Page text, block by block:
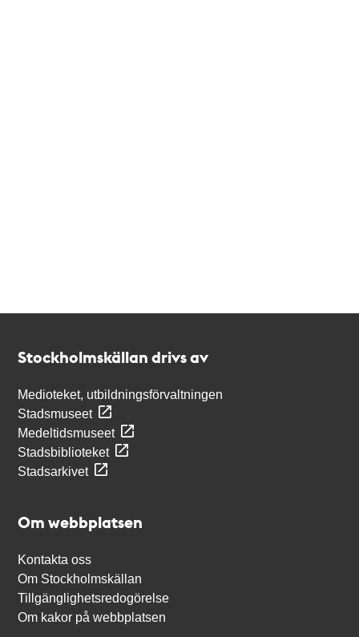
Stockholmskällan drivs av
Medioteket, utbildningsförvaltningen
Stadsmuseet
Medeltidsmuseet
Stadsbiblioteket
Stadsarkivet
Om webbplatsen
Kontakta oss
Om Stockholmskällan
Tillgänglighetsredogörelse
Om kakor på webbplatsen